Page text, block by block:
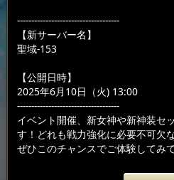
------------------------------------
【新サーバー名】
聖域-153
【公開日時】
2025年6月10日（火) 13:00
------------------------------------
イベント開催、新女神や新神装セ
す！どれも戦力強化に必要不可欠
ぜひこのチャンスでご体験してみ